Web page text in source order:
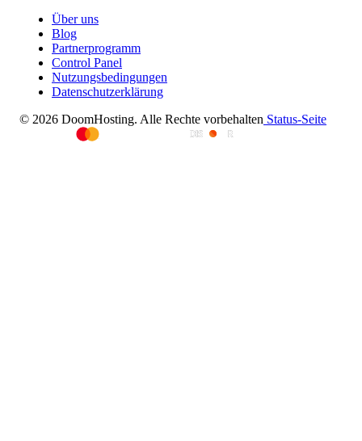
Über uns
Blog
Partnerprogramm
Control Panel
Nutzungsbedingungen
Datenschutzerklärung
© 2026 DoomHosting. Alle Rechte vorbehalten Status-Seite